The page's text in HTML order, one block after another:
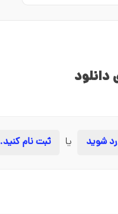
دانلود
شوید یا ثبت نام کنید.